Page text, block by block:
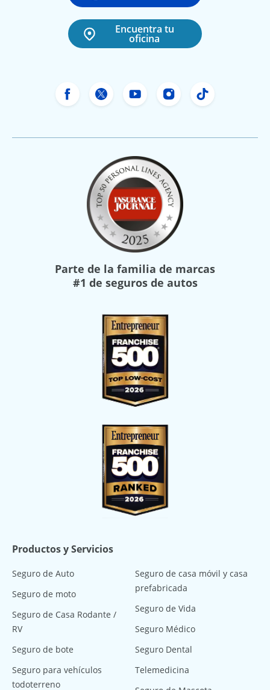
Encuentra tu
oficina
Facebook de Freeway Insurance
X de Freeway Insurance
YouTube de Freeway
Instagram
TikTok
Parte de la familia de marcas
#1 de seguros de autos
Productos y Servicios
Seguro de Auto
Seguro de moto
Seguro de Casa Rodante /
RV
Seguro de bote
Seguro para vehículos
todoterreno
Seguro de casa móvil y casa
prefabricada
Seguro de Vida
Seguro Médico
Seguro Dental
Telemedicina